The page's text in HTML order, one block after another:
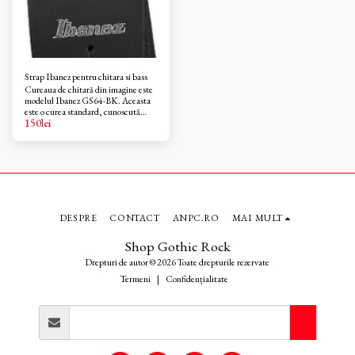
Strap Ibanez pentru chitara si bass
Cureaua de chitară din imagine este
modelul Ibanez GS64-BK. Aceasta
este o curea standard, cunoscută
pentru confortul și durabilitatea sa.
150lei
Shop Gothic Rock
Drepturi de autor © 2026 Toate drepturile rezervate
Termeni | Confidențialitate
DESPRE CONTACT ANPC.RO MAI MULT